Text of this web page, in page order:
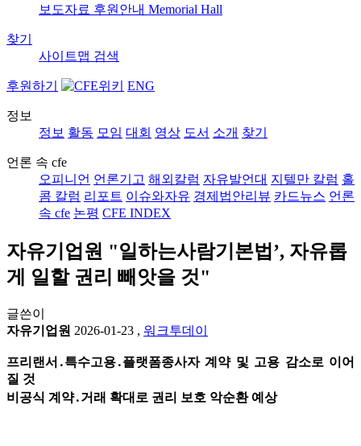
보도자료 후원안내 Memorial Hall
찾기
사이트맵 검색
후원하기 ENG
정보
정보 활동 모임 대회 영상 도서 소개 찾기
언론 속 cfe
오피니언 언론기고 해외칼럼 자유발언대 지텔만 칼럼 홀
콤 칼럼 리포트 이슈와자유 경제법안리뷰 카드뉴스 언론
속 cfe 논평 CFE INDEX
자유기업원 "일하는사람기본법’, 자유롭
게 일할 권리 빼앗을 것"
글쓴이
자유기업원 2026-01-23 , 워크투데이
프리랜서․특수고용․플랫폼종사자 계약 및 고용 감소로 이어
질 것
비공식 계약․거래 확대로 권리 보호 악순환 예상